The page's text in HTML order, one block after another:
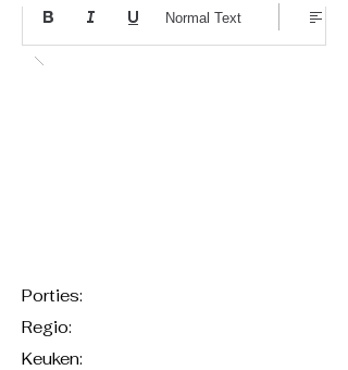
Normal Text
Porties:
Regio:
Keuken: